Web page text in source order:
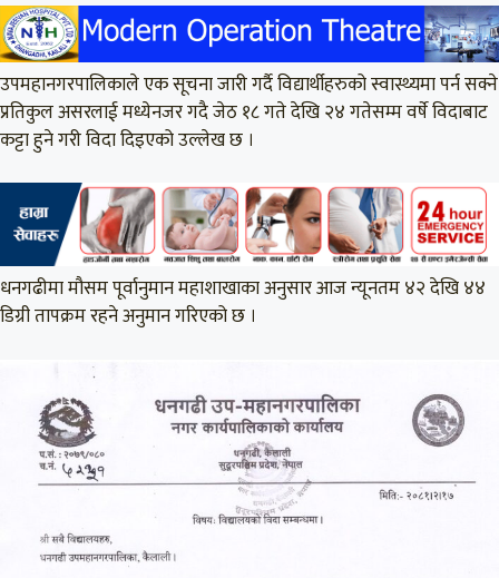
उपमहानगरपालिकाले एक सूचना जारी गर्दै विद्यार्थीहरुको स्वास्थ्यमा पर्न सक्ने
प्रतिकुल असरलाई मध्येनजर गदै जेठ १८ गते देखि २४ गतेसम्म वर्षे विदाबाट
कट्टा हुने गरी विदा दिइएको उल्लेख छ ।
धनगढीमा मौसम पूर्वानुमान महाशाखाका अनुसार आज न्यूनतम ४२ देखि ४४
डिग्री तापक्रम रहने अनुमान गरिएको छ ।